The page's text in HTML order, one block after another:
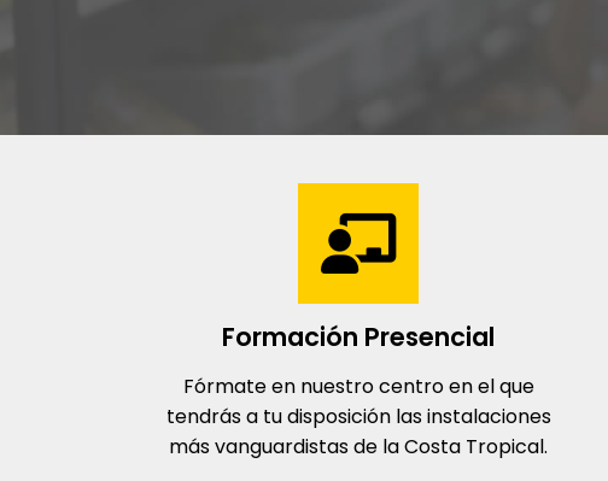
Formación Presencial
Fórmate en nuestro centro en el que
tendrás a tu disposición las instalaciones
más vanguardistas de la Costa Tropical.